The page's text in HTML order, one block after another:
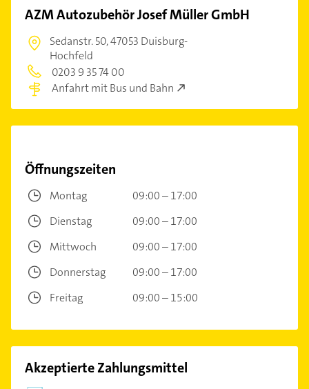
AZM Autozubehör Josef Müller GmbH
Sedanstr. 50,47053 Duisburg-
Hochfeld
0203 9 35 74 00
Anfahrt mit Bus und Bahn
Öffnungszeiten
Montag
09:00 – 17:00
Dienstag
09:00 – 17:00
Mittwoch
09:00 – 17:00
Donnerstag
09:00 – 17:00
Freitag
09:00 – 15:00
Akzeptierte Zahlungsmittel